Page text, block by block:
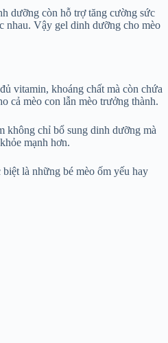
dưỡng còn hỗ trợ tăng cường sức
nhau. Vậy gel dinh dưỡng cho mèo
vitamin, khoáng chất mà còn chứa
cả mèo con lẫn mèo trưởng thành.
không chỉ bổ sung dinh dưỡng mà
mạnh hơn.
là những bé mèo ốm yếu hay